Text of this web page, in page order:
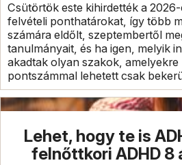
Csütörtök este kihirdették a
felvételi ponthatárokat, így több
számára eldőlt, szeptembertől
tanulmányait, és ha igen, melyik
akadtak olyan szakok, amelyekre
pontszámmal lehetett csak
Lehet, hogy te is
felnőttkori ADHD 8